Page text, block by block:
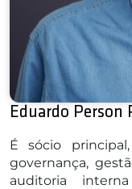
Eduardo Person
É sócio
governança,
auditoria